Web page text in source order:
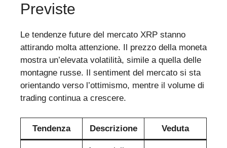
Previste
Le tendenze future del mercato XRP stanno
attirando molta attenzione. Il prezzo della moneta
mostra un’elevata volatilità, simile a quella delle
montagne russe. Il sentiment del mercato si sta
orientando verso l’ottimismo, mentre il volume di
trading continua a crescere.
Tendenza Descrizione Veduta